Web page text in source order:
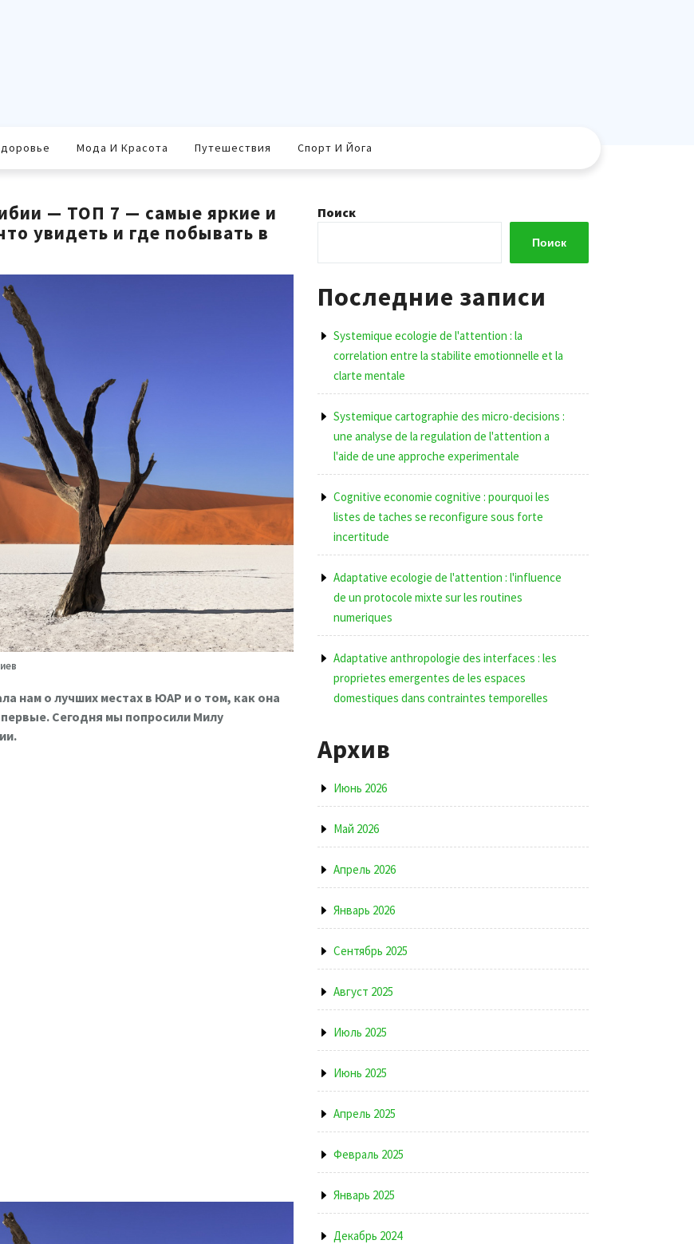
Мода И Красота Путешествия Спорт И Йога
— ТОП 7 — самые яркие и
увидеть и где побывать в
нам о лучших местах в ЮАР и о том, как она
Сегодня мы попросили Милу
Поиск
Поиск
Последние записи
Systemique ecologie de l'attention : la
correlation entre la stabilite emotionnelle et la
clarte mentale
Systemique cartographie des micro-decisions :
une analyse de la regulation de l'attention a
l'aide de une approche experimentale
Cognitive economie cognitive : pourquoi les
listes de taches se reconfigure sous forte
incertitude
Adaptative ecologie de l'attention : l'influence
de un protocole mixte sur les routines
numeriques
Adaptative anthropologie des interfaces : les
proprietes emergentes de les espaces
domestiques dans contraintes temporelles
Архив
Июнь 2026
Май 2026
Апрель 2026
Январь 2026
Сентябрь 2025
Август 2025
Июль 2025
Июнь 2025
Апрель 2025
Февраль 2025
Январь 2025
Декабрь 2024